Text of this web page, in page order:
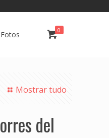
0
Mostrar tudo
del